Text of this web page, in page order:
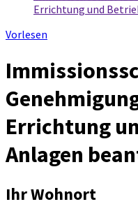
Errichtung und
Vorlesen
Errichtung
Anlagen
Ihr Wohnort